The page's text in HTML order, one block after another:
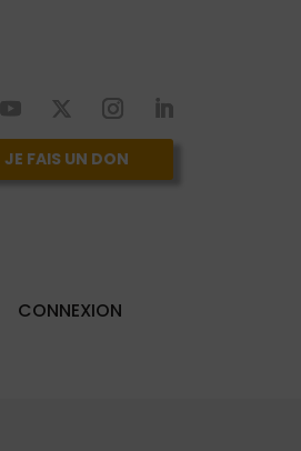
JE FAIS UN DON
CONNEXION